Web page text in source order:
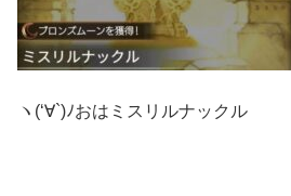
ヽ(‘∀`)ﾉおはミスリルナックル